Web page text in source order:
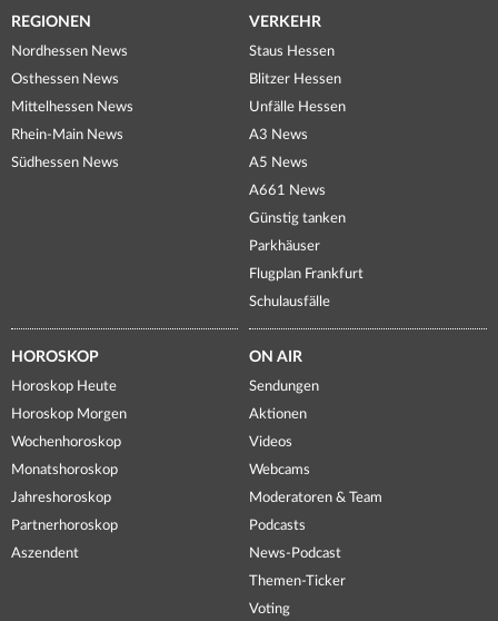
REGIONEN
Nordhessen News
Osthessen News
Mittelhessen News
Rhein-Main News
Südhessen News
VERKEHR
Staus Hessen
Blitzer Hessen
Unfälle Hessen
A3 News
A5 News
A661 News
Günstig tanken
Parkhäuser
Flugplan Frankfurt
Schulausfälle
HOROSKOP
Horoskop Heute
Horoskop Morgen
Wochenhoroskop
Monatshoroskop
Jahreshoroskop
Partnerhoroskop
Aszendent
ON AIR
Sendungen
Aktionen
Videos
Webcams
Moderatoren & Team
Podcasts
News-Podcast
Themen-Ticker
Voting